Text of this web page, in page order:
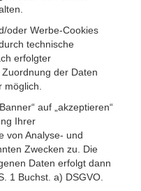
oder Werbe-Cookies
technische
erfolgter
der Daten
auf „akzeptieren“
Ihrer
von Analyse- und
Zwecken zu. Die
Daten erfolgt dann
1 Buchst. a) DSGVO.